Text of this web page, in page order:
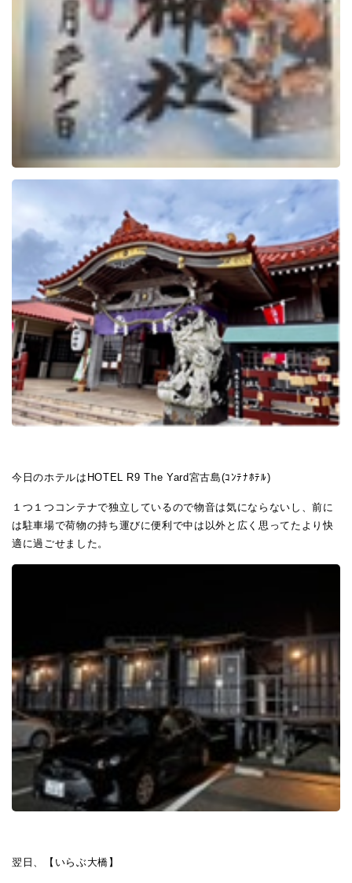
今日のホテルはHOTEL R9 The Yard宮古島(ｺﾝﾃﾅﾎﾃﾙ)
１つ１つコンテナで独立しているので物音は気にならないし、前に
は駐車場で荷物の持ち運びに便利で中は以外と広く思ってたより快
適に過ごせました。
翌日、【いらぶ大橋】